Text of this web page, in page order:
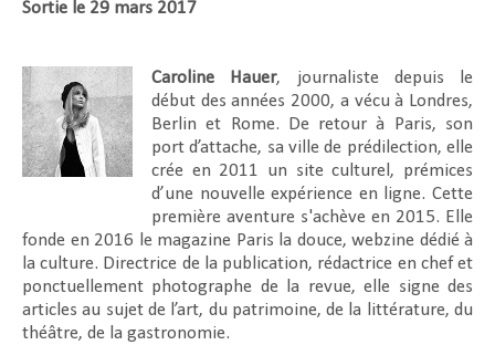
Sortie le 29 mars 2017
Caroline Hauer, journaliste depuis le
début des années 2000, a vécu à Londres,
Berlin et Rome. De retour à Paris, son
port d’attache, sa ville de prédilection, elle
crée en 2011 un site culturel, prémices
d’une nouvelle expérience en ligne. Cette
première aventure s'achève en 2015. Elle
fonde en 2016 le magazine Paris la douce, webzine dédié à
la culture. Directrice de la publication, rédactrice en chef et
ponctuellement photographe de la revue, elle signe des
articles au sujet de l’art, du patrimoine, de la littérature, du
théâtre, de la gastronomie.